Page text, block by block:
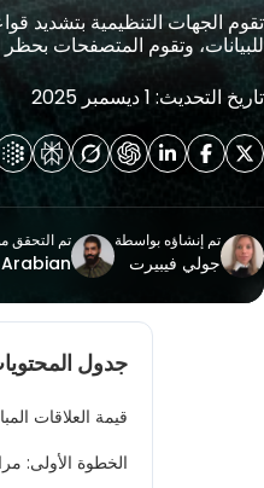
تقوم الجهات التنظيمية بتشديد
للبيانات، وتقوم المتصفحات
تاريخ التحديث: 1 ديسمبر 2025
تم إنشاؤه بواسطة
جولي فيبيرت
تم التحقق
جدول
قيمة العلاقات
الخطوة الأولى: